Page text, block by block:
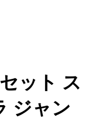
ット ス
ジャン